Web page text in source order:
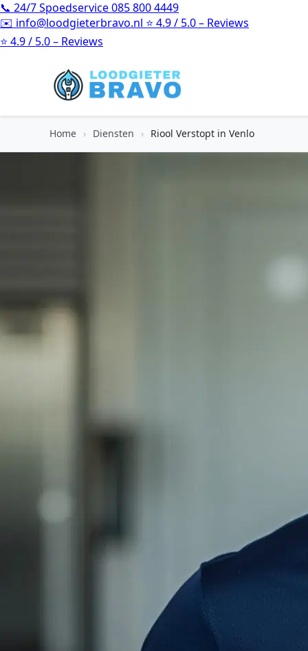
📞 24/7 Spoedservice085 800 4449
✉️ info@loodgieterbravo.nl ⭐ 4.9 / 5.0 – Reviews
⭐ 4.9 / 5.0 – Reviews
Home › Diensten › Riool Verstopt in Venlo